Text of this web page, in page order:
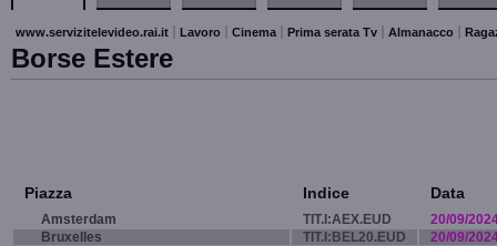
www.servizitelevideo.rai.it Lavoro Cinema Prima serata Tv Almanacco
Borse Estere
Piazza Indice Data
Amsterdam TIT.I:AEX.EUD
20/09/
Bruxelles
TIT.I:BEL20.EUD
20/09/